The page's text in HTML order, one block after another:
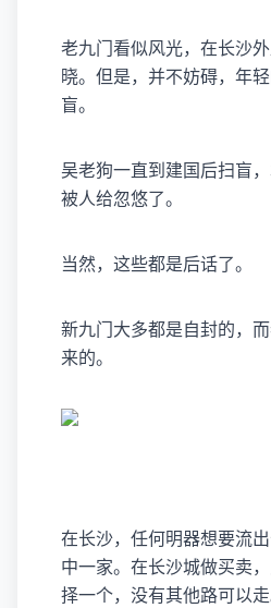
老九门看似风光，在长沙
晓。但是，并不妨碍，年
盲。
吴老狗一直到建国后扫盲
被人给忽悠了。
当然，这些都是后话了。
新九门大多都是自封的，
来的。
在长沙，任何明器想要流
中一家。在长沙城做买卖
择一个，没有其他路可以走